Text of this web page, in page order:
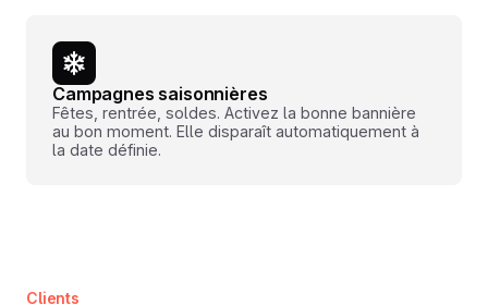
Campagnes saisonnières
Fêtes, rentrée, soldes. Activez la bonne bannière
au bon moment. Elle disparaît automatiquement à
la date définie.
Clients